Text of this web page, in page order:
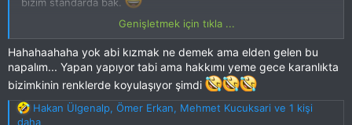
Bende yapsam aynen böyle olurdu. Sevdim.
Genişletmek için tıkla ...
Hahahaahaha yok abi kızmak ne demek ama elden gelen bu
napalım... Yapan yapıyor tabi ama hakkımı yeme gece karanlıkta
bizimkinin renklerde koyulaşıyor şimdi
T
e
Hakan Ülgenalp, Ömer Erkan, Mehmet Kucuksari ve 1 kişi
daha